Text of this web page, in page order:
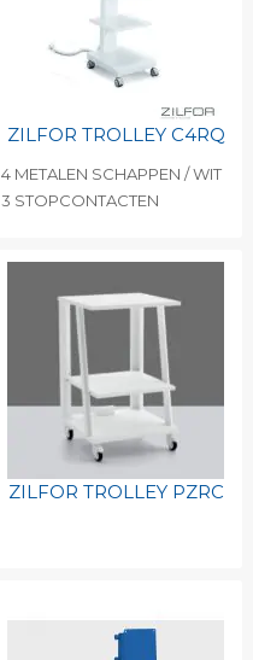
ZILFOR TROLLEY C4RQ
4 METALEN SCHAPPEN / WIT
3 STOPCONTACTEN
ZILFOR TROLLEY PZRC